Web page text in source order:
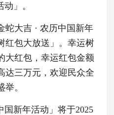
」。
蛇大吉 · 农历中国新年
红包大放送」。幸运树
大红包，幸运红包金额
达三万元，欢迎民众全
。
国新年活动」将于2025